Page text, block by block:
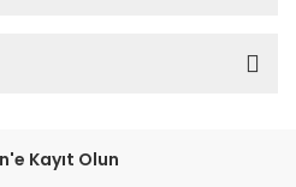
Kayıt Olun